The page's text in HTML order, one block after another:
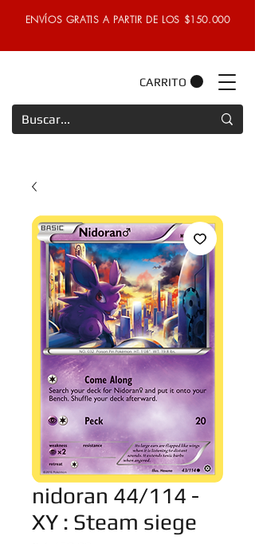
ENVÍOS GRATIS A PARTIR DE LOS $150.000
CARRITO
nidoran 44/114 -
XY : Steam siege